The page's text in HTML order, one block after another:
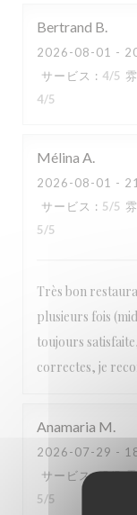
Bertrand B
2026-08-01 -
サービス : 4/5
4/5
Mélina A
2026-08-01 -
サービス : 5/5
5/5
Très bon
plusieurs fois
toujours
correctes, je
Anamaria M
2026-07-29 -
サービス: 5/5
5/5